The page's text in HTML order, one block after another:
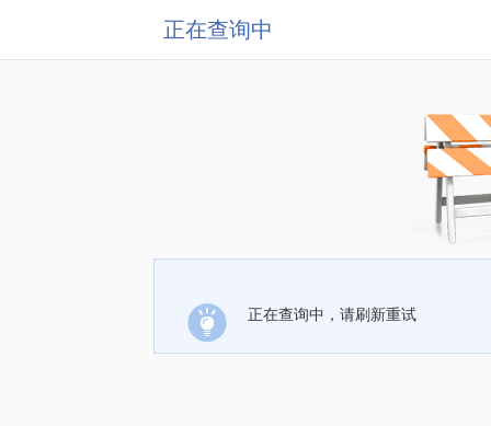
正在查询中
正在查询中，请刷新重试